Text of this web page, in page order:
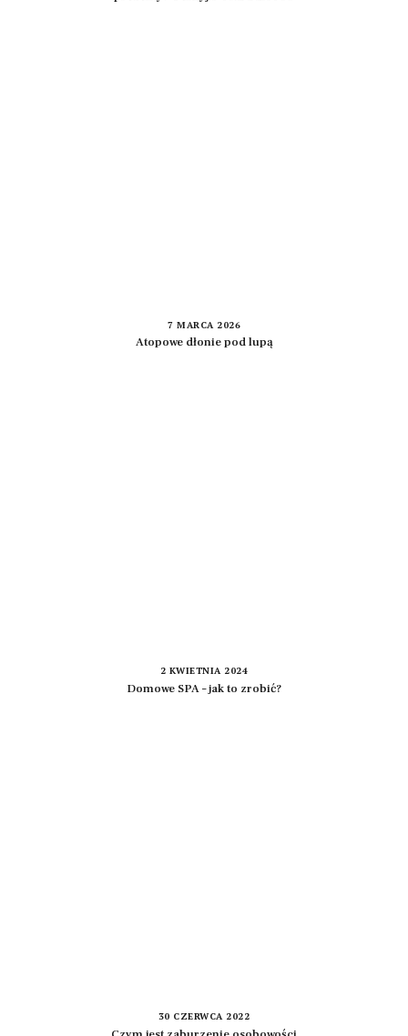
7 MARCA 2026
Atopowe dłonie pod lupą
2 KWIETNIA 2024
Domowe SPA – jak to zrobić?
30 CZERWCA 2022